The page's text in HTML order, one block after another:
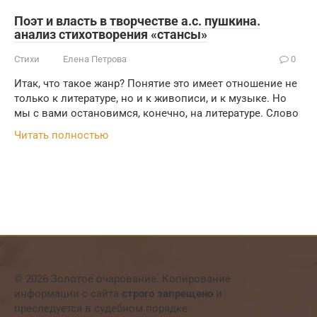
Поэт и власть в творчестве а.с. пушкина.
анализ стихотворения «стансы»
Стихи Елена Петрова 0
Итак, что такое жанр? Понятие это имеет отношение не
только к литературе, но и к живописи, и к музыке. Но
мы с вами остановимся, конечно, на литературе. Слово
Читать полностью
© 2026 Золотое очарование. Копирование
информации с сайта строго запрещено и
преследуется в судебном порядке